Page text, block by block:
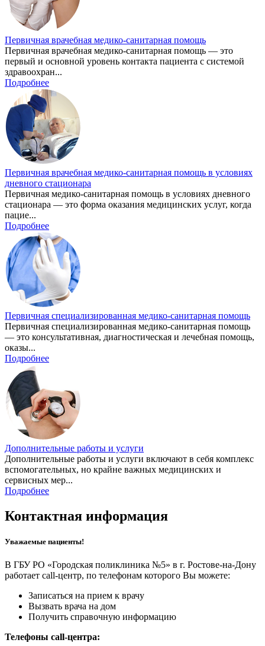
Первичная врачебная медико-санитарная помощь
Первичная врачебная медико-санитарная помощь — это
первый и основной уровень контакта пациента с системой
здравоохран...
Подробнее
Первичная врачебная медико-санитарная помощь в условиях
дневного стационара
Первичная медико-санитарная помощь в условиях дневного
стационара — это форма оказания медицинских услуг, когда
пацие...
Подробнее
Первичная специализированная медико-санитарная помощь
Первичная специализированная медико-санитарная помощь
— это консультативная, диагностическая и лечебная помощь,
оказы...
Подробнее
Дополнительные работы и услуги
Дополнительные работы и услуги включают в себя комплекс
вспомогательных, но крайне важных медицинских и
сервисных мер...
Подробнее
Контактная информация
Уважаемые пациенты!
В ГБУ РО «Городская поликлиника №5» в г. Ростове-на-Дону
работает call-центр, по телефонам которого Вы можете:
Записаться на прием к врачу
Вызвать врача на дом
Получить справочную информацию
Телефоны call-центра: